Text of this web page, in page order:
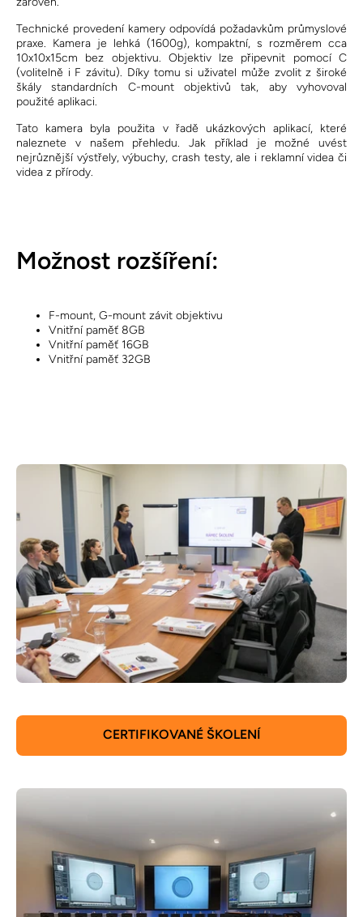
Technické provedení kamery odpovídá požadavkům průmyslové
praxe. Kamera je lehká (1600g), kompaktní, s rozměrem cca
10x10x15cm bez objektivu. Objektiv lze připevnit pomocí C
(volitelně i F závitu). Díky tomu si uživatel může zvolit z široké
škály standardních C-mount objektivů tak, aby vyhovoval
použité aplikaci.
Tato kamera byla použita v řadě ukázkových aplikací, které
naleznete v našem přehledu. Jak příklad je možné uvést
nejrůznější výstřely, výbuchy, crash testy, ale i reklamní videa či
videa z přírody.
Možnost rozšíření:
F-mount, G-mount závit objektivu
Vnitřní paměť 8GB
Vnitřní paměť 16GB
Vnitřní paměť 32GB
CERTIFIKOVANÉ ŠKOLENÍ